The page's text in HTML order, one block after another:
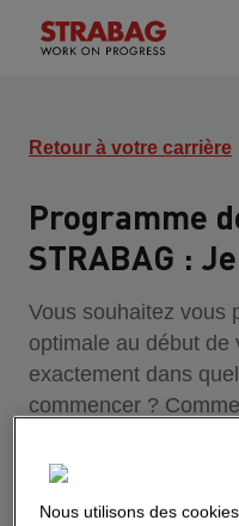
Retour à votre carrière
Programme
STRABAG :
Vous souhaitez vous
optimale au début de
exactement dans
commencer ?
d'exploiter
environnement de
Nous utilisons des